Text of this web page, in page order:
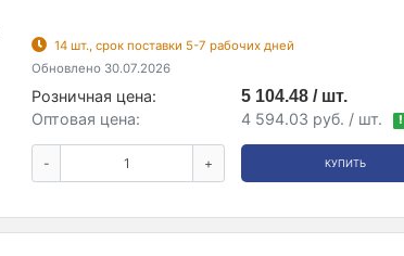
14 шт., срок поставки 5-7 рабочих дней
Обновлено 30.07.2026
Розничная цена:
5 104.48 / шт.
Оптовая цена:
4 594.03 руб. / шт. !
- + КУПИТЬ